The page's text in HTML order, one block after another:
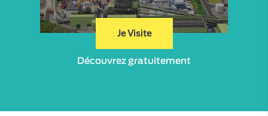
Je Visite
Découvrez gratuitement